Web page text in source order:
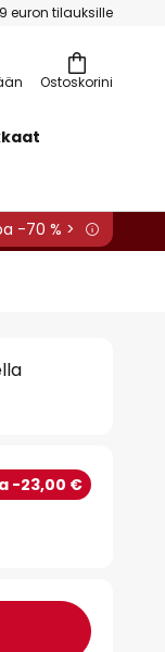
euron tilauksille
Ostoskorini
-70 % >
-23,00 €